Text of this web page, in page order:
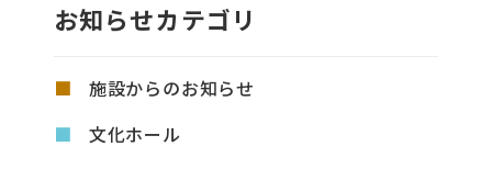
お知らせカテゴリ
施設からのお知らせ
文化ホール